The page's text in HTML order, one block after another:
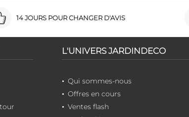
14 JOURS POUR CHANGER D'AVIS
L'UNIVERS JARDINDECO
Qui sommes-nous
Offres en cours
Ventes flash